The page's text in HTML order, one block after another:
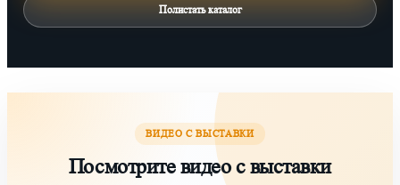
Полистать каталог
ВИДЕО С ВЫСТАВКИ
Посмотрите видео с выставки